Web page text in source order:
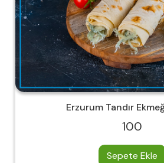
Erzurum Tandır
100
Sepete Ekle